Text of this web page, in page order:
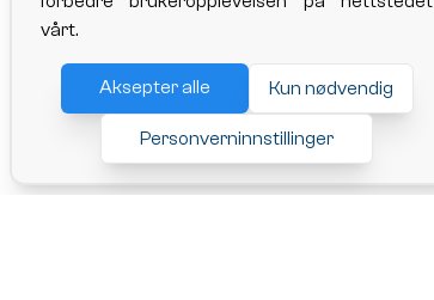
vårt.
Aksepter alle Kun nødvendig
Personverninnstillinger